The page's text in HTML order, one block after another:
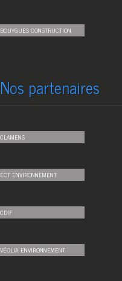
BOUYGUES CONSTRUCTION
Nos partenaires
CLAMENS
ECT ENVIRONNEMENT
CDIF
VÉOLIA ENVIRONNEMENT